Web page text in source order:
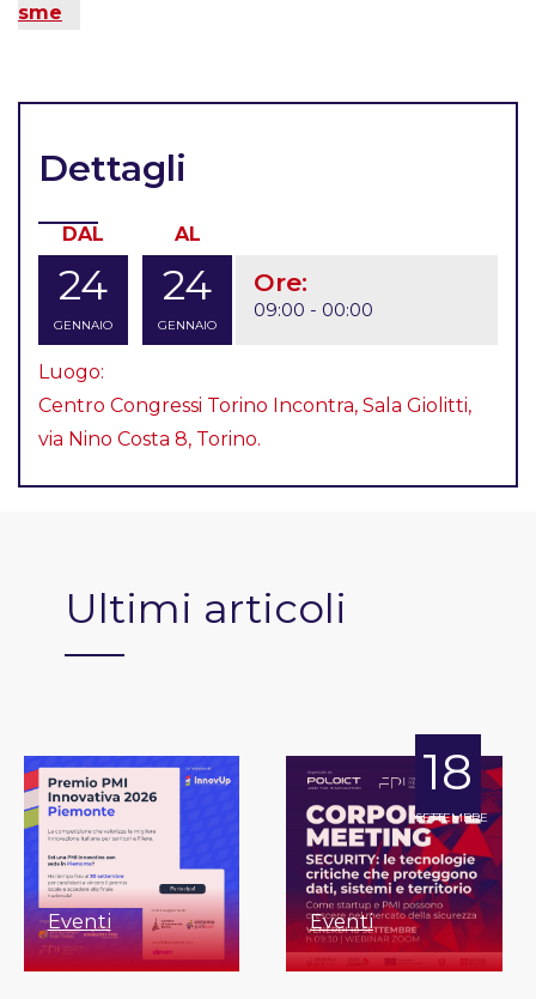
sme
Dettagli
DAL
24
GENNAIO
AL
24
GENNAIO
Ore:
09:00 - 00:00
Luogo:
Centro Congressi Torino Incontra, Sala Giolitti,
via Nino Costa 8, Torino.
Ultimi articoli
Eventi
18
SETTEMBRE
Eventi